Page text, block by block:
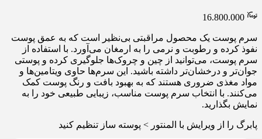
16.800.000
سرم پوست یک محصول مراقبتی بی‌نظیر است که به عمق پوست
نفوذ کرده و رطوبت و نرمی را به ارمغان می‌آورد. با استفاده از
سرم پوست، می‌توانید از چین و چروک‌ها جلوگیری کرده و پوستی
جوان‌تر و درخشان‌تر داشته باشید. این سرم‌ها حاوی ویتامین‌ها و
مواد مغذی ضروری هستند که به بهبود بافت و رنگ پوست کمک
می‌کنند. با انتخاب سرم پوست مناسب، زیبایی طبیعی خود را به
نمایش بگذارید.
پابرگ را از ویرایش با المنتور > پوسته ساز تنظیم کنید